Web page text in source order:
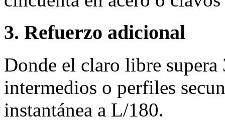
3. Refuerzo adicional
Donde el claro libre supera
intermedios o perfiles
instantánea a L/180.